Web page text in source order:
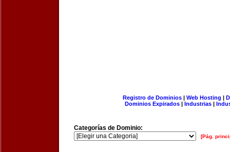
Registro de Dominios| Web Hosting |
Dominios Expirados | Industrias |
Categorías de Dominio:
[Pág.